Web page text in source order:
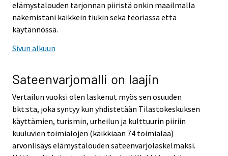
elämystalouden tarjonnan piiristä onkin maailmalla
näkemistäni kaikkein tiukin sekä teoriassa että
käytännössä.
Sivun alkuun
Sateenvarjomalli on laajin
Vertailun vuoksi olen laskenut myös sen osuuden
bkt:sta, joka syntyy kun yhdistetään Tilastokeskuksen
käyttämien, turismin, urheilun ja kulttuurin piiriin
kuuluvien toimialojen (kaikkiaan 74 toimialaa)
arvonlisäys elämystalouden sateenvarjolaskelmaksi.